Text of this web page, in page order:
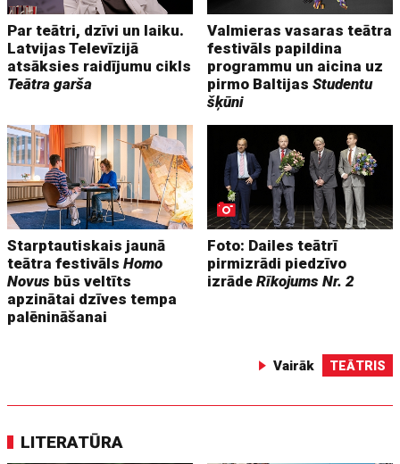
Par teātri, dzīvi un laiku.
Latvijas Televīzijā
atsāksies raidījumu cikls
Teātra garša
Valmieras vasaras teātra
festivāls papildina
programmu un aicina uz
pirmo BaltijasStudentu
šķūni
Starptautiskais jaunā
teātra festivālsHomo
Novus būs veltīts
apzinātai dzīves tempa
palēnināšanai
Foto: Dailes teātrī
pirmizrādi piedzīvo
izrādeRīkojums Nr. 2
Vairāk TEĀTRIS
LITERATŪRA